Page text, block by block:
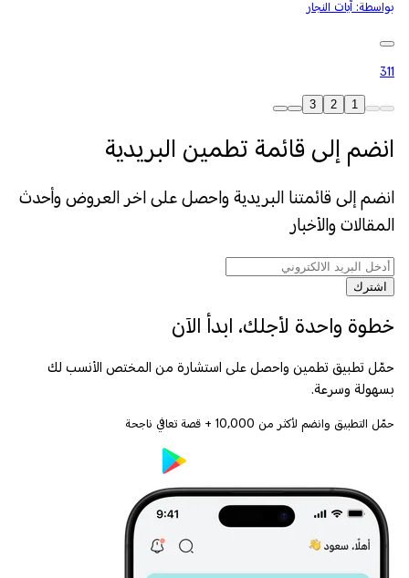
بواسطة: آيات النجار
311
1
2
3
انضم إلى قائمة تطمين البريدية
انضم إلى قائمتنا البريدية واحصل على اخر العروض وأحدث
المقالات والأخبار
اشترك
خطوة واحدة لأجلك، ابدأ الآن
حمّل تطبيق تطمين واحصل على استشارة من المختص الأنسب لك
بسهولة وسرعة.
حمّل التطبيق وانضم لأكثر من 10,000 + قصة تعافي ناجحة